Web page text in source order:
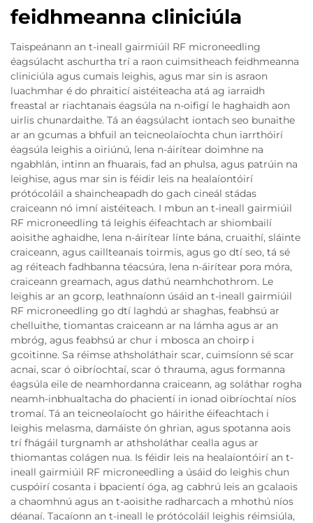
feidhmeanna cliniciúla
Taispeánann an t-ineall gairmiúil RF microneedling
éagsúlacht aschurtha trí a raon cuimsitheach feidhmeanna
cliniciúla agus cumais leighis, agus mar sin is asraon
luachmhar é do phraiticí aistéiteacha atá ag iarraidh
freastal ar riachtanais éagsúla na n-oifigí le haghaidh aon
uirlis chunardaithe. Tá an éagsúlacht iontach seo bunaithe
ar an gcumas a bhfuil an teicneolaíochta chun iarrthóirí
éagsúla leighis a oiriúnú, lena n-áirítear doimhne na
ngabhlán, intinn an fhuarais, fad an phulsa, agus patrúin na
leighise, agus mar sin is féidir leis na healaíontóirí
prótócoláil a shaincheapadh do gach cineál stádas
craiceann nó imní aistéiteach. I mbun an t-ineall gairmiúil
RF microneedling tá leighis éifeachtach ar shiombailí
aoisithe aghaidhe, lena n-áirítear línte bána, cruaithí, sláinte
craiceann, agus caillteanais toirmis, agus go dtí seo, tá sé
ag réiteach fadhbanna téacsúra, lena n-áirítear pora móra,
craiceann greamach, agus dathú neamhchothrom. Le
leighis ar an gcorp, leathnaíonn úsáid an t-ineall gairmiúil
RF microneedling go dtí laghdú ar shaghas, feabhsú ar
chelluithe, tiomantas craiceann ar na lámha agus ar an
mbróg, agus feabhsú ar chur i mbosca an choirp i
gcoitinne. Sa réimse athsholáthair scar, cuimsíonn sé scar
acnai, scar ó oibríochtaí, scar ó thrauma, agus formanna
éagsúla eile de neamhordanna craiceann, ag soláthar rogha
neamh-inbhualtacha do phacientí in ionad oibríochtaí níos
tromaí. Tá an teicneolaíocht go háirithe éifeachtach i
leighis melasma, damáiste ón ghrian, agus spotanna aois
trí fhágáil turgnamh ar athsholáthar cealla agus ar
thiomantas colágen nua. Is féidir leis na healaíontóirí an t-
ineall gairmiúil RF microneedling a úsáid do leighis chun
cuspóirí cosanta i bpacientí óga, ag cabhrú leis an gcalaois
a chaomhnú agus an t-aoisithe radharcach a mhothú níos
déanaí. Tacaíonn an t-ineall le prótócoláil leighis réimsiúla,